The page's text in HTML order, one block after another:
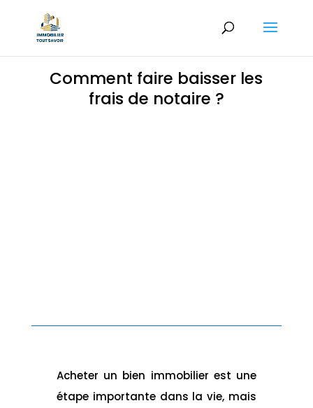
Comment faire baisser les
frais de notaire ?
Acheter un bien immobilier est une
étape importante dans la vie, mais